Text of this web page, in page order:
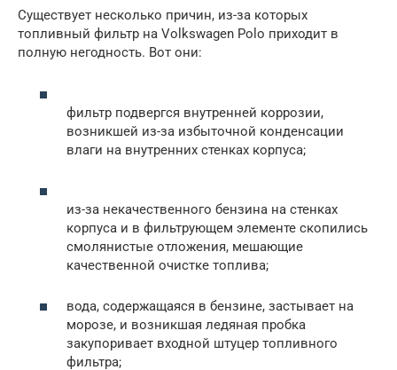
Существует несколько причин, из-за которых
топливный фильтр на Volkswagen Polo приходит в
полную негодность. Вот они:
фильтр подвергся внутренней коррозии,
возникшей из-за избыточной конденсации
влаги на внутренних стенках корпуса;
из-за некачественного бензина на стенках
корпуса и в фильтрующем элементе скопились
смолянистые отложения, мешающие
качественной очистке топлива;
вода, содержащаяся в бензине, застывает на
морозе, и возникшая ледяная пробка
закупоривает входной штуцер топливного
фильтра;